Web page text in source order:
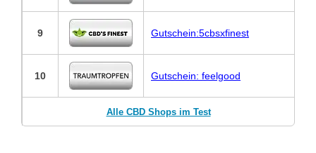
9 Gutschein:5cbsxfinest
10 Gutschein: feelgood
Alle CBD Shops im Test